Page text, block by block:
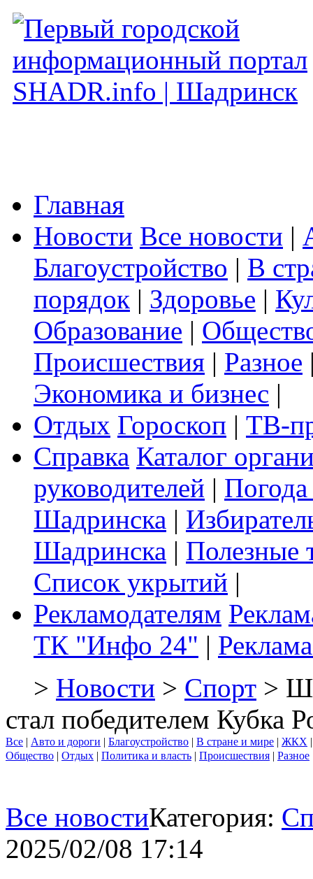
Главная
Новости Все новости |
Благоустройство | В
порядок | Здоровье |
Образование |
Происшествия | Разное
Экономика и бизнес |
Отдых Гороскоп | ТВ-
Справка Каталог
руководителей |
Шадринска |
Шадринска | Полезные
Список укрытий |
Рекламодателям
ТК "Инфо 24" |
> Новости > Спорт >
стал победителем Кубка
Все | Авто и дороги | Благоустройство | В стране и мире | ЖКХ
Общество | Отдых | Политика и власть | Происшествия | Разное
Все новостиКатегория:
2025/02/08 17:14